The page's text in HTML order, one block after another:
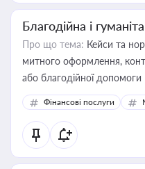
Благодійна і
Про що тема: Кейси та
митного оформлення,
або благодійної допомоги
Фінансові послуги